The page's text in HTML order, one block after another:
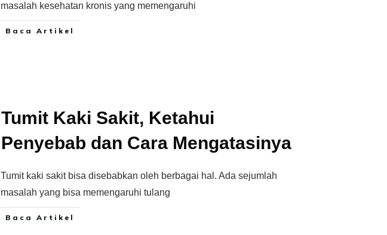
masalah kesehatan kronis yang memengaruhi
Baca Artikel
Tumit Kaki Sakit, Ketahui
Penyebab dan Cara Mengatasinya
Tumit kaki sakit bisa disebabkan oleh berbagai hal. Ada sejumlah
masalah yang bisa memengaruhi tulang
Baca Artikel